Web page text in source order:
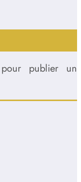
pour publier un